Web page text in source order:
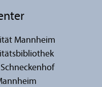
Mannheim